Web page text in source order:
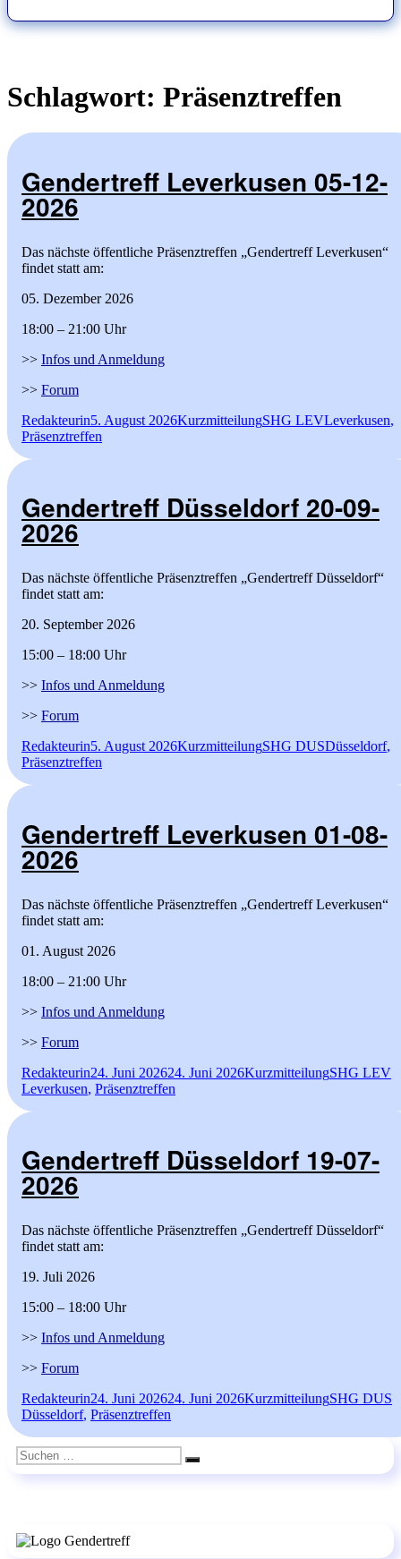
Schlagwort: Präsenztreffen
Gendertreff Leverkusen 05-12-
2026
Das nächste öffentliche Präsenztreffen „Gendertreff Leverkusen“
findet statt am:
05. Dezember 2026
18:00 – 21:00 Uhr
>> Infos und Anmeldung
>> Forum
Autor
RedakteurinVeröffentlicht
am
5. August 2026Format
KurzmitteilungKategorien
SHG LEVSchlagwörter
Leverkusen,
Präsenztreffen
Gendertreff Düsseldorf 20-09-
2026
Das nächste öffentliche Präsenztreffen „Gendertreff Düsseldorf“
findet statt am:
20. September 2026
15:00 – 18:00 Uhr
>> Infos und Anmeldung
>> Forum
Autor
RedakteurinVeröffentlicht
am
5. August 2026Format
KurzmitteilungKategorien
SHG DUSSchlagwörter
Düsseldorf,
Präsenztreffen
Gendertreff Leverkusen 01-08-
2026
Das nächste öffentliche Präsenztreffen „Gendertreff Leverkusen“
findet statt am:
01. August 2026
18:00 – 21:00 Uhr
>> Infos und Anmeldung
>> Forum
Autor
RedakteurinVeröffentlicht
am
24. Juni 202624. Juni 2026Format
KurzmitteilungKategorien
SHG LEV
Leverkusen, Präsenztreffen
Gendertreff Düsseldorf 19-07-
2026
Das nächste öffentliche Präsenztreffen „Gendertreff Düsseldorf“
findet statt am:
19. Juli 2026
15:00 – 18:00 Uhr
>> Infos und Anmeldung
>> Forum
Autor
RedakteurinVeröffentlicht
am
24. Juni 202624. Juni 2026Format
KurzmitteilungKategorien
SHG DUS
Düsseldorf, Präsenztreffen
Suchen
nach:
Suchen